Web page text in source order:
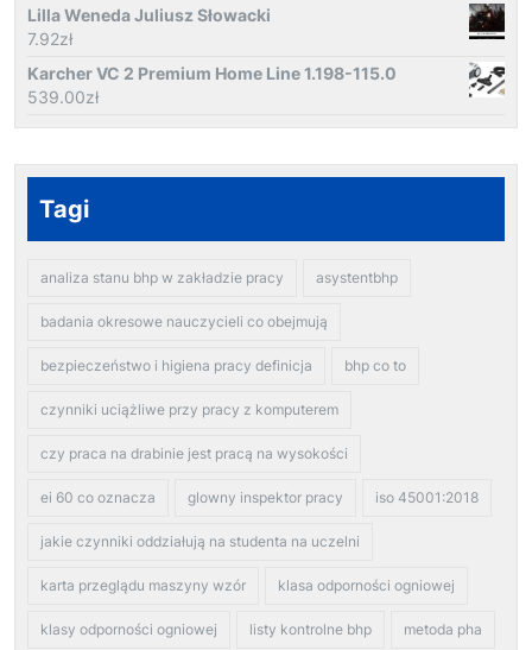
Lilla Weneda Juliusz Słowacki
7.92zł
Karcher VC 2 Premium Home Line 1.198-115.0
539.00zł
Tagi
analiza stanu bhp w zakładzie pracy asystentbhp
badania okresowe nauczycieli co obejmują
bezpieczeństwo i higiena pracy definicja bhp co to
czynniki uciążliwe przy pracy z komputerem
czy praca na drabinie jest pracą na wysokości
ei 60 co oznacza glowny inspektor pracy iso 45001:2018
jakie czynniki oddziałują na studenta na uczelni
karta przeglądu maszyny wzór klasa odporności ogniowej
klasy odporności ogniowej listy kontrolne bhp metoda pha